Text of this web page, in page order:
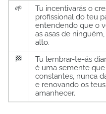
🌱
Tu incentivarás o
profissional do teu
entendendo que o
as asas de
alto.
🏁
Tu lembrar-te-ás
é uma semente
constantes, nunca
e renovando os
amanhecer.